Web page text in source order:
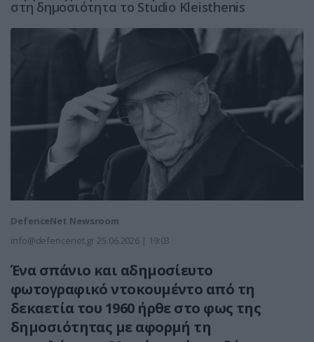
στη δημοσιότητα το Studio Kleisthenis
DefenceNet Newsroom
info@defencenet.gr 25.06.2026 | 19:03
Ένα σπάνιο και αδημοσίευτο
φωτογραφικό ντοκουμέντο από τη
δεκαετία του 1960 ήρθε στο φως της
δημοσιότητας με αφορμή τη